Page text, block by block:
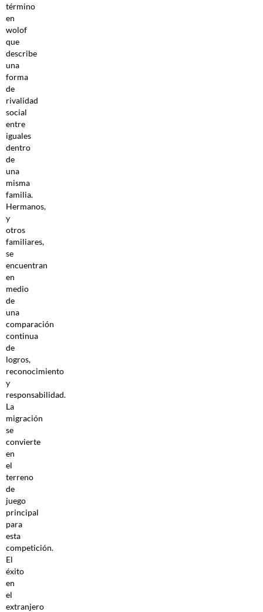
término
en
wolof
que
describe
una
forma
de
rivalidad
social
entre
iguales
dentro
de
una
misma
familia.
Hermanos,
y
otros
familiares,
se
encuentran
en
medio
de
una
comparación
continua
de
logros,
reconocimiento
y
responsabilidad.
La
migración
se
convierte
en
el
terreno
de
juego
principal
para
esta
competición.
El
éxito
en
el
extranjero